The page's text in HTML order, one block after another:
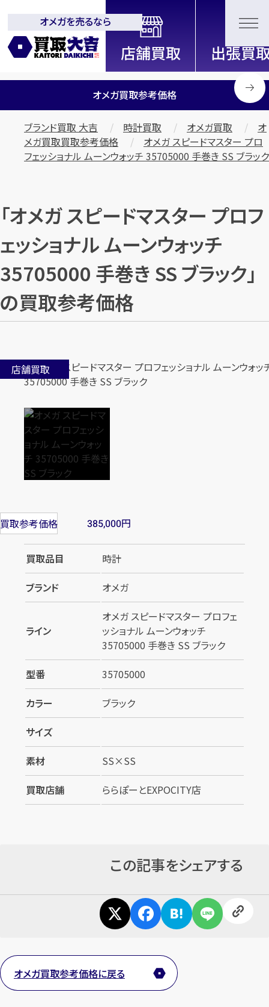
全国2200店舗以上展開中！
信頼と実績の買取専門店「買取大
吉」
オメガを売るなら
オメガ買取参考価格
ブランド買取 大吉 時計買取 オメガ買取
オ
メガ買取買取参考価格
オメガ スピードマスター プロ
フェッショナル ムーンウォッチ 35705000 手巻き SS ブラック
「オメガ スピードマスター プロフ
ェッショナル ムーンウォッチ
35705000 手巻き SS ブラック」
の買取参考価格
店舗買取
買取参考価格 385,000円
買取品目
時計
ブランド
オメガ
ライン
オメガ スピードマスター プロフェ
ッショナル ムーンウォッチ
35705000 手巻き SS ブラック
型番
35705000
カラー
ブラック
サイズ
素材
SS×SS
買取店舗
ららぽーとEXPOCITY店
この記事をシェアする
オメガ買取参考価格に戻る